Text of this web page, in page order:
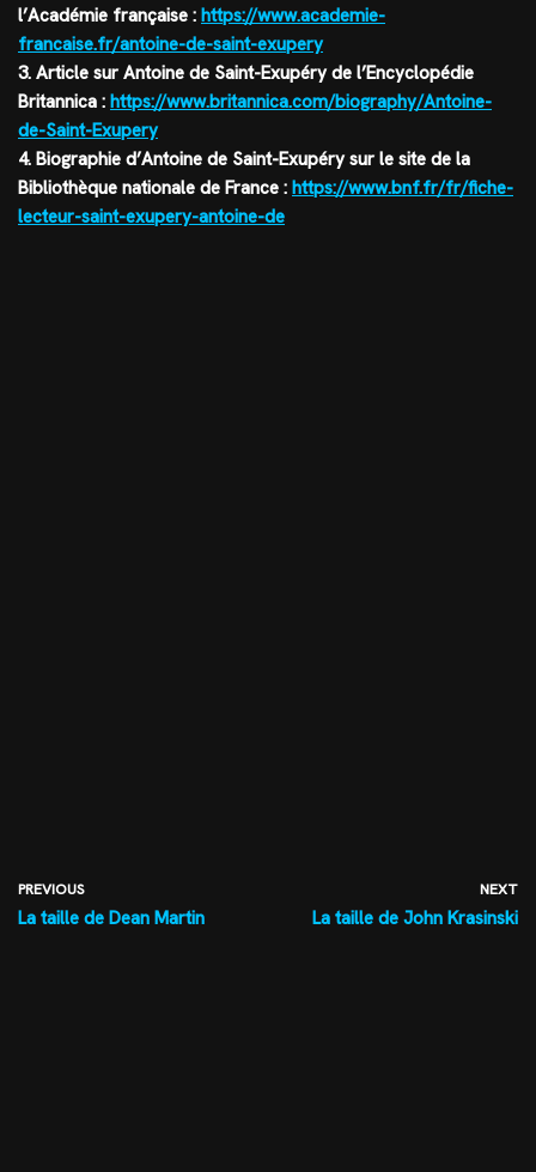
l’Académie française : https://www.academie-
francaise.fr/antoine-de-saint-exupery
3. Article sur Antoine de Saint-Exupéry de l’Encyclopédie
Britannica : https://www.britannica.com/biography/Antoine-
de-Saint-Exupery
4. Biographie d’Antoine de Saint-Exupéry sur le site de la
Bibliothèque nationale de France : https://www.bnf.fr/fr/fiche-
lecteur-saint-exupery-antoine-de
PREVIOUS
La taille de Dean Martin
NEXT
La taille de John Krasinski